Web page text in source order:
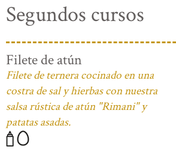
Segundos cursos
Filete de atún
Filete de ternera cocinado en una
costra de sal y hierbas con nuestra
salsa rústica de atún "Rimani" y
patatas asadas.